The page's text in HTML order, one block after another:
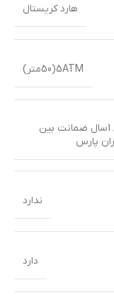
هارد کریستال
5ATM(50متر)
ضمانت اصالت کالا (مادام العمر )/ 1سال ضمانت بین
پارس
ندارد
دارد